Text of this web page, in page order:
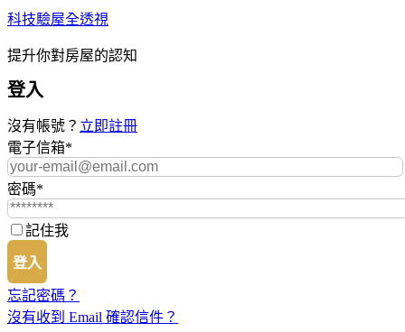
科技驗屋全透視
提升你對房屋的認知
登入
沒有帳號？ 立即註冊
電子信箱*
密碼*
記住我
登入
忘記密碼？
沒有收到 Email 確認信件？